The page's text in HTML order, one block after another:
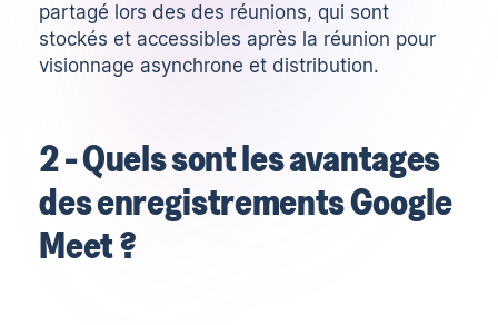
partagé lors des des réunions, qui sont
stockés et accessibles après la réunion pour
visionnage asynchrone et distribution.
2 - Quels sont les avantages
des enregistrements Google
Meet ?